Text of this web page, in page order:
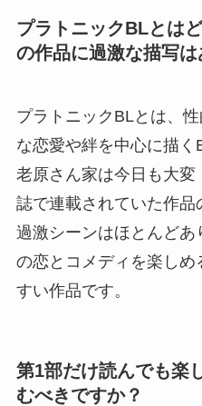
プラトニックBLとは
の作品に過激な描写は
プラトニックBLとは、
な恋愛や絆を中心に描
老原さん家は今日も大
誌で連載されていた作
過激シーンはほとんど
の恋とコメディを楽し
すい作品です。
第1部だけ読んでも楽
むべきですか？